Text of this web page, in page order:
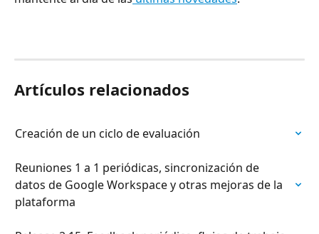
Artículos relacionados
Creación de un ciclo de evaluación
Reuniones 1 a 1 periódicas, sincronización de
datos de Google Workspace y otras mejoras de la
plataforma